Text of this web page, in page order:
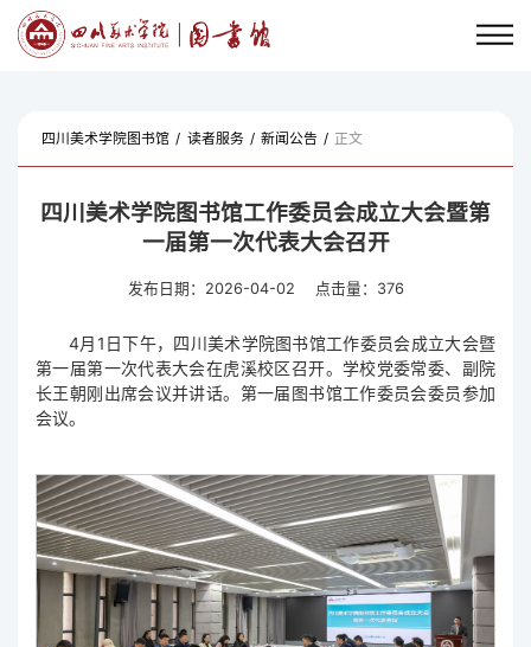
四川美术学院图书馆 / 读者服务 / 新闻公告 / 正文
四川美术学院图书馆工作委员会成立大会暨第
一届第一次代表大会召开
发布日期：2026-04-02 点击量： 376
4月1日下午，四川美术学院图书馆工作委员会成立大会暨
第一届第一次代表大会在虎溪校区召开。学校党委常委、副院
长王朝刚出席会议并讲话。第一届图书馆工作委员会委员参加
会议。